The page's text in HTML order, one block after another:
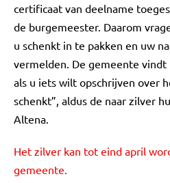
certificaat van deelname
de burgemeester. Daarom
u schenkt in te pakken en uw
vermelden. De gemeente
als u iets wilt opschrijven over
schenkt”, aldus de naar zilver
Altena.
Het zilver kan tot eind april
gemeente.